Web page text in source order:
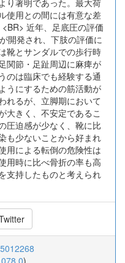
り著明であった。最大荷
使用との間には有意な差
近年、足底圧の評価
開発され、下肢の評価に
靴とサンダルでの歩行時
関節・足趾周辺に麻痺が
のは臨床でも経験する通
うにするための筋活動が
れるが、立脚期において
大きく、不安定であるこ
圧迫感が少なく、靴に比
も少ないことから好まれ
用による転倒の危険性は
用時に比べ骨折の率も高
支持したものと考えられ
)